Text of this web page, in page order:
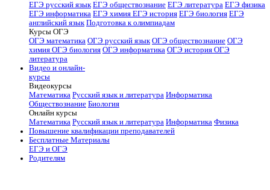
ЕГЭ русский язык ЕГЭ обществознание ЕГЭ литература ЕГЭ физика
ЕГЭ информатика ЕГЭ химия ЕГЭ история ЕГЭ биология ЕГЭ
английский язык Подготовка к олимпиадам
Курсы ОГЭ
ОГЭ математика ОГЭ русский язык ОГЭ обществознание ОГЭ
химия ОГЭ биология ОГЭ информатика ОГЭ история ОГЭ
литература
Видео и онлайн-
курсы
Видеокурсы
Математика Русский язык и литература Информатика
Обществознание Биология
Онлайн курсы
Математика Русский язык и литература Информатика Физика
Повышение квалификации преподавателей
Бесплатные Материалы
ЕГЭ и ОГЭ
Родителям